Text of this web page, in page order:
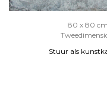
80 x 80
Stuur als